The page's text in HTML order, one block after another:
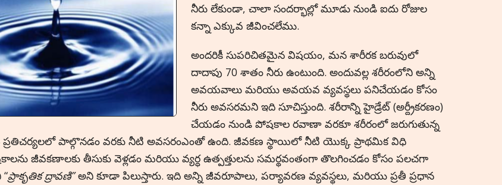
मराठी
నీరు లేకుండా, చాలా సందర్భాల్లో మూడు నుండి ఐదు రోజుల
కన్నా ఎక్కువ జీవించలేము.
అందరికీ సుపరిచితమైన విషయం, మన శారీరక బరువులో
దాదాపు 70 శాతం నీరు ఉంటుంది. అందువల్ల శరీరంలోని అన్ని
అవయవాలు మరియు అవయవ వ్యవస్థలు పనిచేయడం కోసం
నీరు అవసరమని ఇది సూచిస్తుంది. శరీరాన్ని హైడ్రేట్ (అర్ద్రీకరణం)
చేయడం నుండి పోషకాల రవాణా వరకూ శరీరంలో జరుగుతున్న
పాల్గొనడం వరకు నీటి అవసరంఎంతో ఉంది. జీవకణ స్థాయిలో నీటి యొక్క ప్రాథమిక విధి
జీవకణాలకు తీసుకు వెళ్లడం మరియు వ్యర్ధ ఉత్పత్తులను సమర్థవంతంగా తొలగించడం కోసం పలచగా
ప్రాకృతిక ద్రావణి”అని కూడా పిలుస్తారు. ఇది అన్ని జీవరూపాలు, పర్యావరణ వ్యవస్థలు, మరియు ప్రతీ ప్రధాన